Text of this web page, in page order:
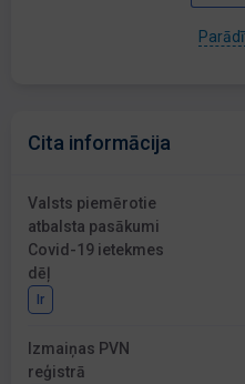
Cita informācija
Valsts piemērotie
atbalsta pasākumi
Covid-19 ietekmes
dēļ
Ir
Izmaiņas PVN
reģistrā